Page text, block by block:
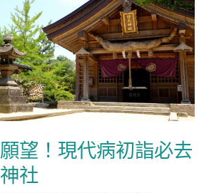
望！現代病初詣必去
社